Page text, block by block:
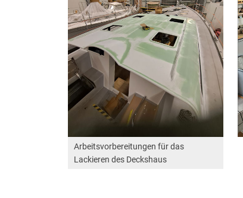
Arbeitsvorbereitungen für das
Lackieren des Deckshaus